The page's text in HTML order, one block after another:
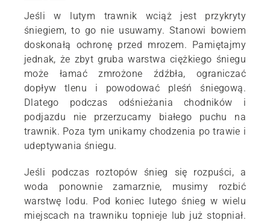
Jeśli w lutym trawnik wciąż jest przykryty
śniegiem, to go nie usuwamy. Stanowi bowiem
doskonałą ochronę przed mrozem. Pamiętajmy
jednak, że zbyt gruba warstwa ciężkiego śniegu
może łamać zmrożone źdźbła, ograniczać
dopływ tlenu i powodować pleśń śniegową.
Dlatego podczas odśnieżania chodników i
podjazdu nie przerzucamy białego puchu na
trawnik. Poza tym unikamy chodzenia po trawie i
udeptywania śniegu.
Jeśli podczas roztopów śnieg się rozpuści, a
woda ponownie zamarznie, musimy rozbić
warstwę lodu. Pod koniec lutego śnieg w wielu
miejscach na trawniku topnieje lub już stopniał.